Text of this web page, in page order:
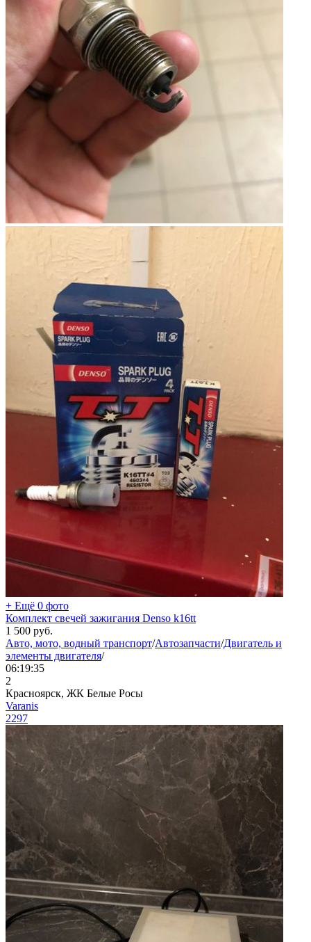
+ Ещё 0 фото
Комплект свечей зажигания Denso k16tt
1 500 руб.
Авто, мото, водный транспорт/Автозапчасти/Двигатель и
элементы двигателя/
06:19:35
2
Красноярск, ЖК Белые Росы
Varanis
2297